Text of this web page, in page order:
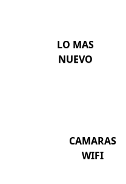
LO MAS
NUEVO
CAMARAS
WIFI